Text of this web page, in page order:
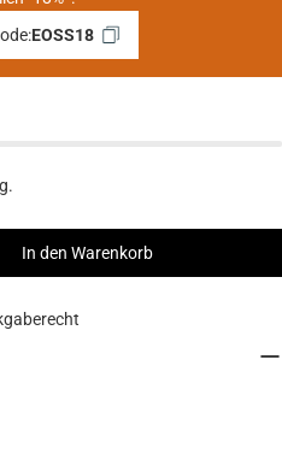
EOSS18
In den Warenkorb